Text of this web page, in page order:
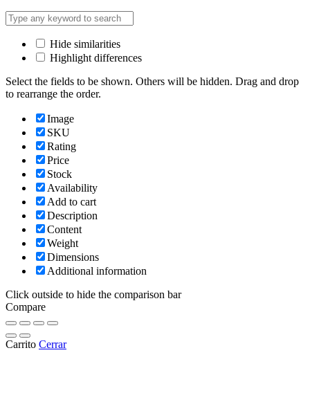
Hide similarities
Highlight differences
Select the fields to be shown. Others will be hidden. Drag and drop
to rearrange the order.
Image
SKU
Rating
Price
Stock
Availability
Add to cart
Description
Content
Weight
Dimensions
Additional information
Click outside to hide the comparison bar
Compare
Carrito Cerrar